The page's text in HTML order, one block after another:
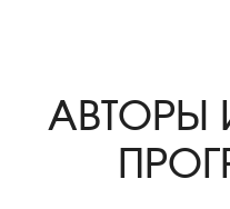
АВТОРЫ